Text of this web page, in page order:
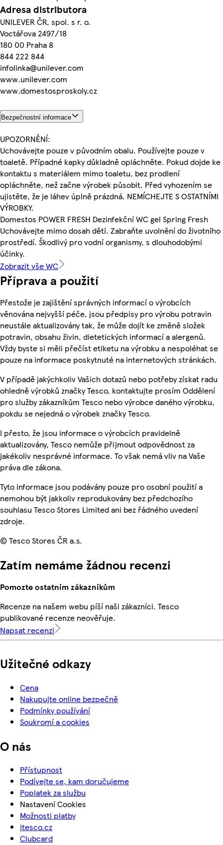
Adresa distributora
UNILEVER ČR, spol. s r. o.
Voctářova 2497/18
180 00 Praha 8
844 222 844
infolinka@unilever.com
www.unilever.com
www.domestosproskoly.cz
Bezpečnostní informace
UPOZORNĚNÍ:
Uchovávejte pouze v původním obalu. Používejte pouze v
toaletě. Případné kapky důkladně opláchněte. Pokud dojde ke
kontaktu s materiálem mimo toaletu, bez prodlení
opláchněte, než začne výrobek působit. Před vyhozením se
ujistěte, že je láhev úplně prázdná. NEMÍCHEJTE S OSTATNÍMI
VÝROBKY.
Domestos POWER FRESH Dezinfekční WC gel Spring Fresh
Uchovávejte mimo dosah dětí. Zabraňte uvolnění do životního
prostředí. Škodlivý pro vodní organismy, s dlouhodobými
účinky.
Zobrazit vše WC
Příprava a použití
Přestože je zajištění správných informací o výrobcích
věnována nejvyšší péče, jsou předpisy pro výrobu potravin
neustále aktualizovány tak, že může dojít ke změně složek
potravin, obsahu živin, dietetických informací a alergenů.
Vždy byste si měli přečíst etiketu na výrobku a nespoléhat se
pouze na informace poskytnuté na internetových stránkách.
V případě jakýchkoliv Vašich dotazů nebo potřeby získat radu
ohledně výrobků značky Tesco, kontaktujte prosím Oddělení
pro služby zákazníkům Tesco nebo výrobce daného výrobku,
pokdu se nejedná o výrobek značky Tesco.
I přesto, že jsou informace o výrobcích pravidelně
aktualizovány, Tesco nemůže přijmout odpovědnost za
jakékoliv nesprávné informace. To však nemá vliv na Vaše
práva dle zákona.
Tyto informace jsou podávány pouze pro osobní použití a
nemohou být jakkoliv reprodukovány bez předchozího
souhlasu Tesco Stores Limited ani bez řádného uvedení
zdroje.
© Tesco Stores ČR a.s.
Zatím nemáme žádnou recenzi
Pomozte ostatním zákazníkům
Recenze na našem webu píší naši zákazníci. Tesco
publikované recenze neověřuje.
Napsat recenzi
Užitečné odkazy
Cena
Nakupujte online bezpečně
Podmínky používání
Soukromí a cookies
O nás
Přístupnost
Podívejte se, kam doručujeme
Poplatek za službu
Nastavení Cookies
Možnosti platby
itesco.cz
Clubcard